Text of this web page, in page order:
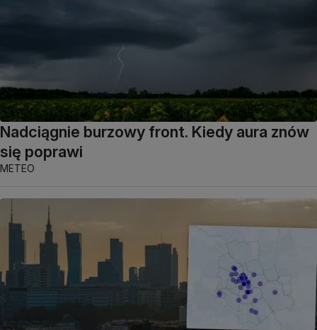
Nadciągnie burzowy front. Kiedy aura znów
się poprawi
METEO